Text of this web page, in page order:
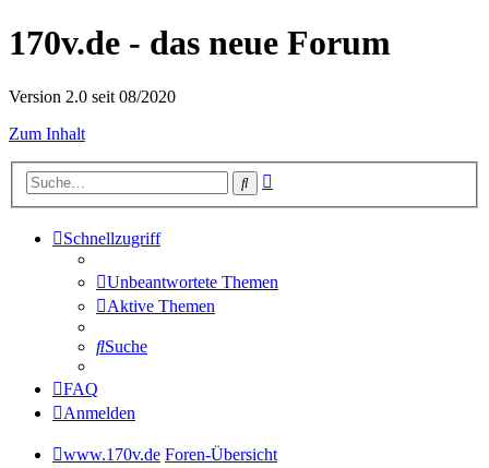
170v.de - das neue Forum
Version 2.0 seit 08/2020
Zum Inhalt
Suche
Schnellzugriff
Unbeantwortete Themen
Aktive Themen
Suche
FAQ
Anmelden
www.170v.de Foren-Übersicht